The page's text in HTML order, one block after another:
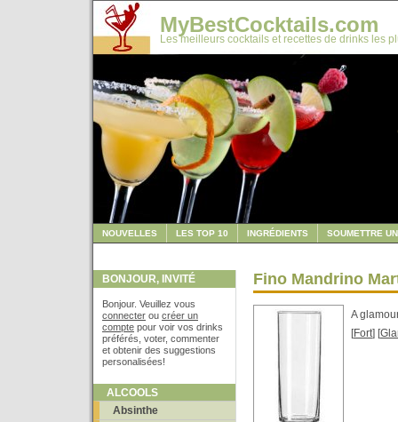
MyBestCocktails.com
Les meilleurs cocktails et recettes de drinks les
NOUVELLES LES TOP 10 INGRÉDIENTS SOUMETTRE
BONJOUR, INVITÉ
Bonjour. Veuillez vous
connecter ou créer un
compte pour voir vos drinks
préférés, voter, commenter
et obtenir des suggestions
personalisées!
ALCOOLS
Absinthe
Fino Mandrino
A
[Fort] [